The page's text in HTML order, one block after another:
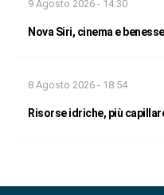
9 Agosto 2026 - 14:30
Nova Siri, cinema e
8 Agosto 2026 - 18:54
Risorse idriche, più